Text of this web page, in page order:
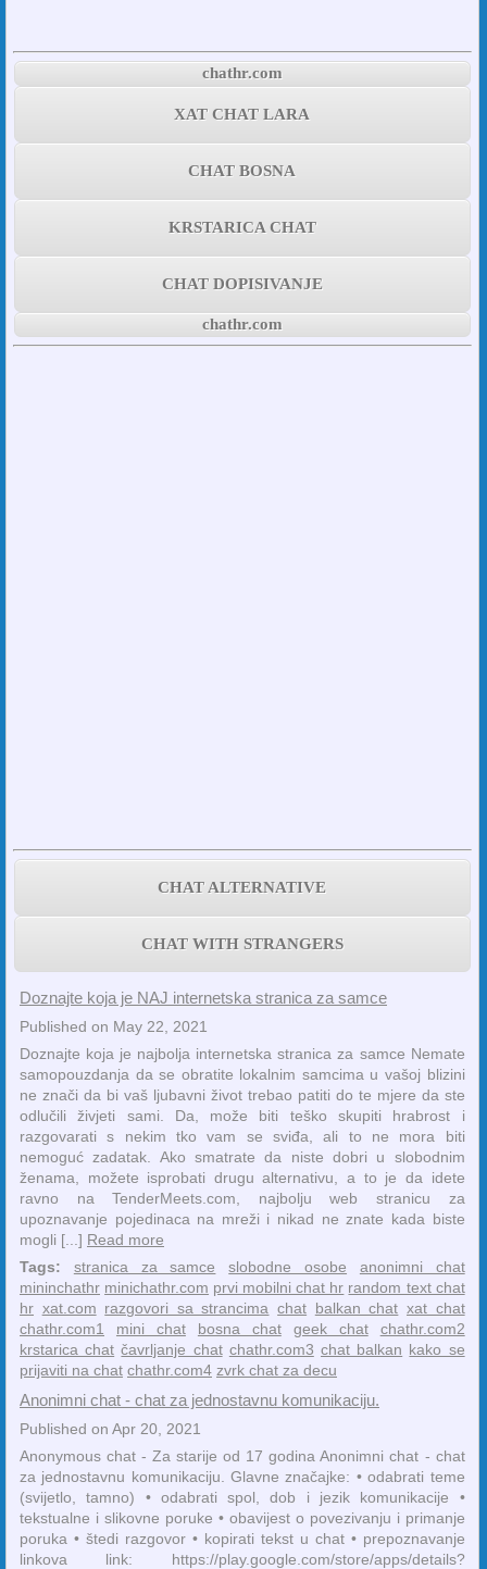
chathr.com
XAT CHAT LARA
CHAT BOSNA
KRSTARICA CHAT
CHAT DOPISIVANJE
chathr.com
CHAT ALTERNATIVE
CHAT WITH STRANGERS
Doznajte koja je NAJ internetska stranica za samce
Published on May 22, 2021
Doznajte koja je najbolja internetska stranica za samce Nemate
samopouzdanja da se obratite lokalnim samcima u vašoj blizini
ne znači da bi vaš ljubavni život trebao patiti do te mjere da ste
odlučili živjeti sami. Da, može biti teško skupiti hrabrost i
razgovarati s nekim tko vam se sviđa, ali to ne mora biti
nemoguć zadatak. Ako smatrate da niste dobri u slobodnim
ženama, možete isprobati drugu alternativu, a to je da idete
ravno na TenderMeets.com, najbolju web stranicu za
upoznavanje pojedinaca na mreži i nikad ne znate kada biste
mogli [...] Read more
Tags:
stranica za samce slobodne osobe
anonimni chat
mininchathr minichathr.com prvi mobilni chat hr random text chat
hr xat.com razgovori sa strancima chat balkan chat xat chat
chathr.com1
mini chat bosna chat geek chat
chathr.com2
krstarica chat čavrljanje chat chathr.com3 chat balkan kako se
prijaviti na chat chathr.com4 zvrk chat za decu
Anonimni chat - chat za jednostavnu komunikaciju.
Published on Apr 20, 2021
Anonymous chat - Za starije od 17 godina Anonimni chat - chat
za jednostavnu komunikaciju. Glavne značajke: • odabrati teme
(svijetlo, tamno) • odabrati spol, dob i jezik komunikacije •
tekstualne i slikovne poruke • obavijest o povezivanju i primanje
poruka • štedi razgovor • kopirati tekst u chat • prepoznavanje
linkova link: https://play.google.com/store/apps/details?